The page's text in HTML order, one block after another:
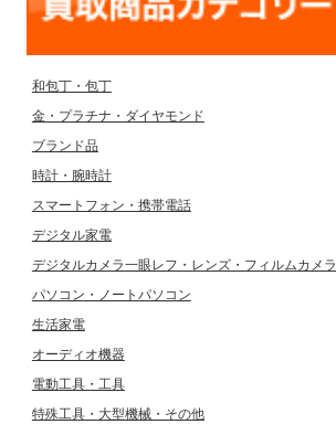
和包丁・包丁
金・プラチナ・ダイヤモンド
ブランド品
時計・腕時計
スマートフォン・携帯電話
デジタル家電
デジタルカメラ一眼レフ・レンズ・フィルムカメラ
パソコン・ノートパソコン
生活家電
オーディオ機器
電動工具・工具
特殊工具・大型機械・その他